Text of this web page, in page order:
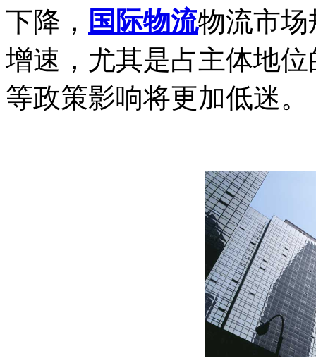
下降， 国际物流物流市
增速，尤其是占主体地
等政策影响将更加低迷。